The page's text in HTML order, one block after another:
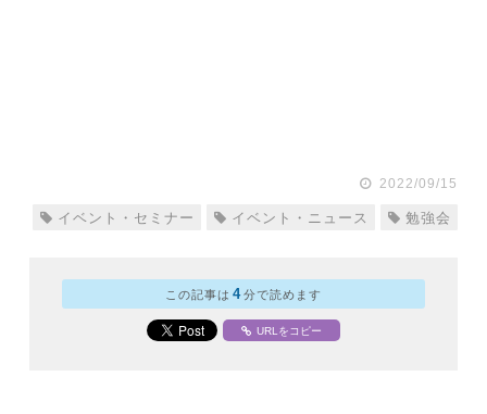
2022/09/15
イベント・セミナー イベント・ニュース 勉強会
この記事は 4分で読めます
URLをコピー